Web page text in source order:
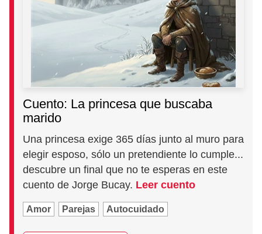
Cuento: La princesa que buscaba
marido
Una princesa exige 365 días junto al muro para
elegir esposo, sólo un pretendiente lo cumple...
descubre un final que no te esperas en este
cuento de Jorge Bucay. Leer cuento
Amor Parejas Autocuidado